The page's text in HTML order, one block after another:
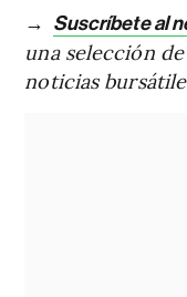
→ Suscríbete al
una selección
noticias